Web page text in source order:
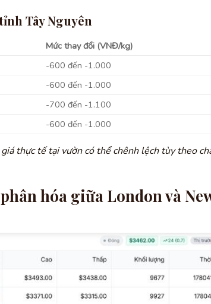
Tây Nguyên
Mức thay đổi (VNĐ/kg)
-600 đến -1.000
-600 đến -1.000
-700 đến -1.100
-600 đến -1.000
thực tế tại vườn có thể chênh lệch tùy theo
hóa giữa London và